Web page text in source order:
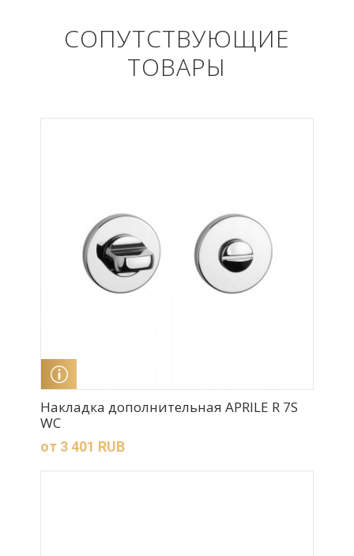
СОПУТСТВУЮЩИЕ
ТОВАРЫ
Накладка дополнительная APRILE R 7S
WC
от 3 401 RUB